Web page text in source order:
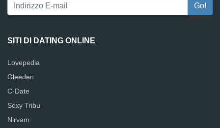
SITI DI DATING ONLINE
Lovepedia
Gleeden
C-Date
Sexy Tribu
Nirvam